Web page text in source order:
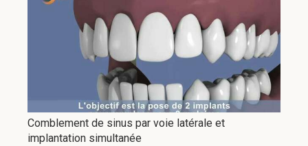
Comblement de sinus par voie latérale et
implantation simultanée